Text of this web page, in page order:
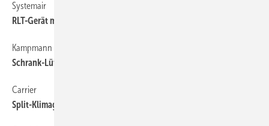
Systemair
RLT-Gerät mit Rotations-Wärmeübertrager bis 11 000 m
Kampmann
Schrank-Lüftungsgerät für Schulen
Carrier
Split-Klimageräte mit Kältemittel R32